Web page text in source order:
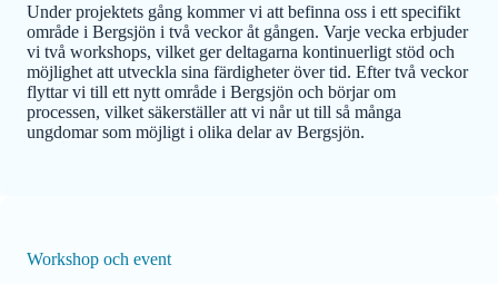
Under projektets gång kommer vi att befinna oss i ett specifikt
område i Bergsjön i två veckor åt gången. Varje vecka erbjuder
vi två workshops, vilket ger deltagarna kontinuerligt stöd och
möjlighet att utveckla sina färdigheter över tid. Efter två veckor
flyttar vi till ett nytt område i Bergsjön och börjar om
processen, vilket säkerställer att vi når ut till så många
ungdomar som möjligt i olika delar av Bergsjön.
Workshop och event